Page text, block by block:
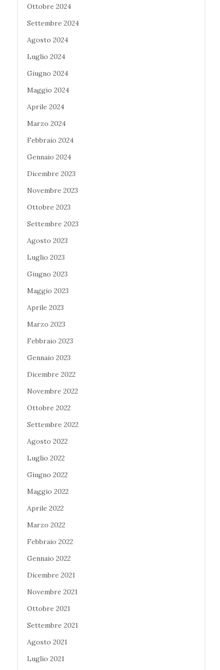
Ottobre 2024
Settembre 2024
Agosto 2024
Luglio 2024
Giugno 2024
Maggio 2024
Aprile 2024
Marzo 2024
Febbraio 2024
Gennaio 2024
Dicembre 2023
Novembre 2023
Ottobre 2023
Settembre 2023
Agosto 2023
Luglio 2023
Giugno 2023
Maggio 2023
Aprile 2023
Marzo 2023
Febbraio 2023
Gennaio 2023
Dicembre 2022
Novembre 2022
Ottobre 2022
Settembre 2022
Agosto 2022
Luglio 2022
Giugno 2022
Maggio 2022
Aprile 2022
Marzo 2022
Febbraio 2022
Gennaio 2022
Dicembre 2021
Novembre 2021
Ottobre 2021
Settembre 2021
Agosto 2021
Luglio 2021